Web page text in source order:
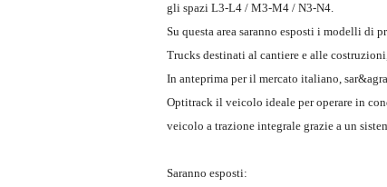
gli spazi L3-L4 / M3-M4 / N3-N4.
Su questa area saranno esposti i modelli di
Trucks destinati al cantiere e alle
In anteprima per il mercato italiano,
Optitrack il veicolo ideale per operare in
veicolo a trazione integrale grazie a un
Saranno esposti: